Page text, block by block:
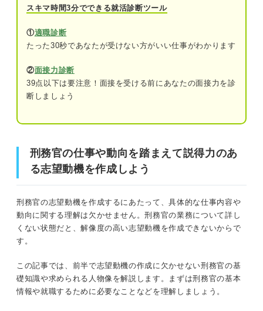
③求められる人物像と一致する自分の経験
④なりたい刑務官像や就職後の貢献方法を
刑務官の志望動機の例文7選
③受刑者の心の支えになりたい
⑤受刑者の社会復帰をサポートしたい
⑦安全な社会の実現に貢献したい
刑務官の志望動機で高評価を得るためにアピールし
スキマ時間3分でできる就活診断ツール
①適職診断
たった30秒であなたが受けない方がいい仕事がわかります
②面接力診断
39点以下は要注意！面接を受ける前にあなたの面接力を診
断しましょう
刑務官の仕事や動向を踏まえて説得力のあ
る志望動機を作成しよう
刑務官の志望動機を作成するにあたって、具体的な仕事内容や
動向に関する理解は欠かせません。刑務官の業務について詳し
くない状態だと、解像度の高い志望動機を作成できないからで
す。
この記事では、前半で志望動機の作成に欠かせない刑務官の基
礎知識や求められる人物像を解説します。まずは刑務官の基本
情報や就職するために必要なことなどを理解しましょう。
刑務官の仕事や動向を踏まえて説得力のある志望動機を作
志望動機を考える前に知っておきたい刑務官の基礎知識
刑務官の配属先
①刑務所
②少年刑務所
刑務官の動向